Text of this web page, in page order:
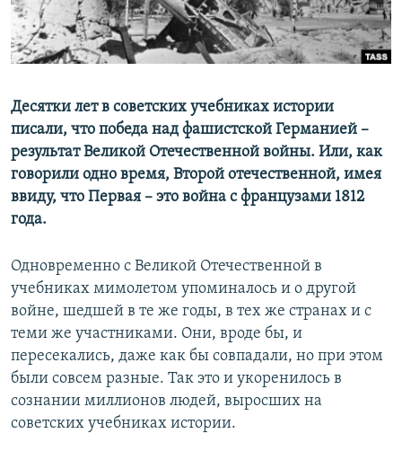
ПОБЕДИТЕЛЕЙ НЕ СУДЯТ?
КРЫМ.НЕПОКОРЕННЫЙ
УКРАИНСКАЯ ПРОБЛЕМА КРЫМА
ПРИСОЕДИНЯЙТЕСЬ!
Все сайты RFE/RL
Десятки лет в советских учебниках истории
писали, что победа над фашистской Германией –
результат Великой Отечественной войны. Или, как
говорили одно время, Второй отечественной, имея
ввиду, что Первая – это война с французами 1812
года.
Одновременно с Великой Отечественной в
учебниках мимолетом упоминалось и о другой
войне, шедшей в те же годы, в тех же странах и с
теми же участниками. Они, вроде бы, и
пересекались, даже как бы совпадали, но при этом
были совсем разные. Так это и укоренилось в
сознании миллионов людей, выросших на
советских учебниках истории.